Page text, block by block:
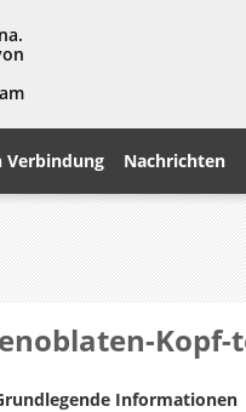
Verbindung Nachrichten
Kopf-
Informationen